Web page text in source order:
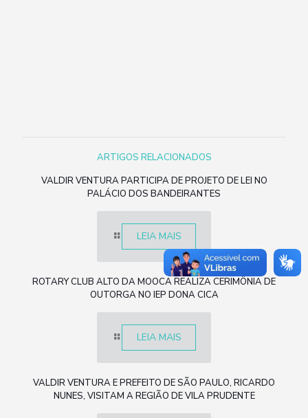
ARTIGOS RELACIONADOS
VALDIR VENTURA PARTICIPA DE PROJETO DE LEI NO
PALÁCIO DOS BANDEIRANTES
LEIA MAIS
ROTARY CLUB ALTO DA MOOCA REALIZA CERIMÔNIA DE
OUTORGA NO IEP DONA CICA
LEIA MAIS
VALDIR VENTURA E PREFEITO DE SÃO PAULO, RICARDO
NUNES, VISITAM A REGIÃO DE VILA PRUDENTE